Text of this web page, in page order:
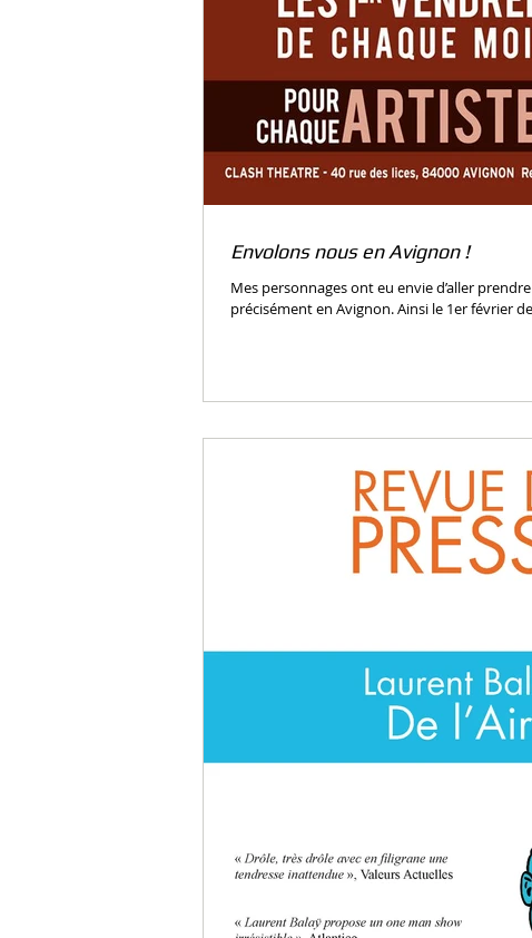
Envolons nous en Avignon !
Mes personnages ont eu envie d’aller prendre l’air
précisément en Avignon. Ainsi le 1er février